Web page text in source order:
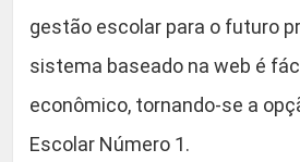
gestão escolar para o futuro
sistema baseado na web é
econômico, tornando-se a
Escolar Número 1.